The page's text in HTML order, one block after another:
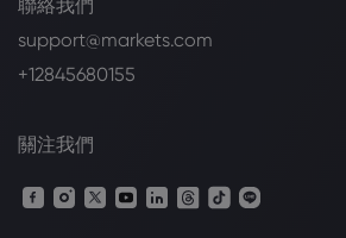
聯絡我們
support@markets.com
+12845680155
關注我們